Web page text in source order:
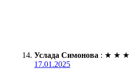
Услада Симонова : ★ ★ ★
17.01.2025